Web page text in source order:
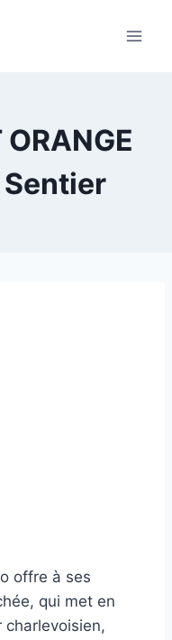
Sentier
offre à ses
qui met en